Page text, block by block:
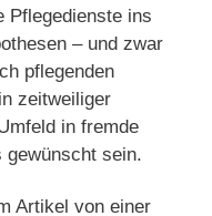
Pflegedienste ins
– und zwar
pflegenden
zeitweiliger
in fremde
gewünscht sein.
Artikel von einer